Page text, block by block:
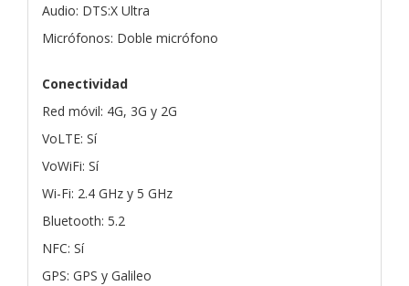
Audio: DTS:X Ultra
Micrófonos: Doble micrófono
Conectividad
Red móvil: 4G, 3G y 2G
VoLTE: Sí
VoWiFi: Sí
Wi-Fi: 2.4 GHz y 5 GHz
Bluetooth: 5.2
NFC: Sí
GPS: GPS y Galileo